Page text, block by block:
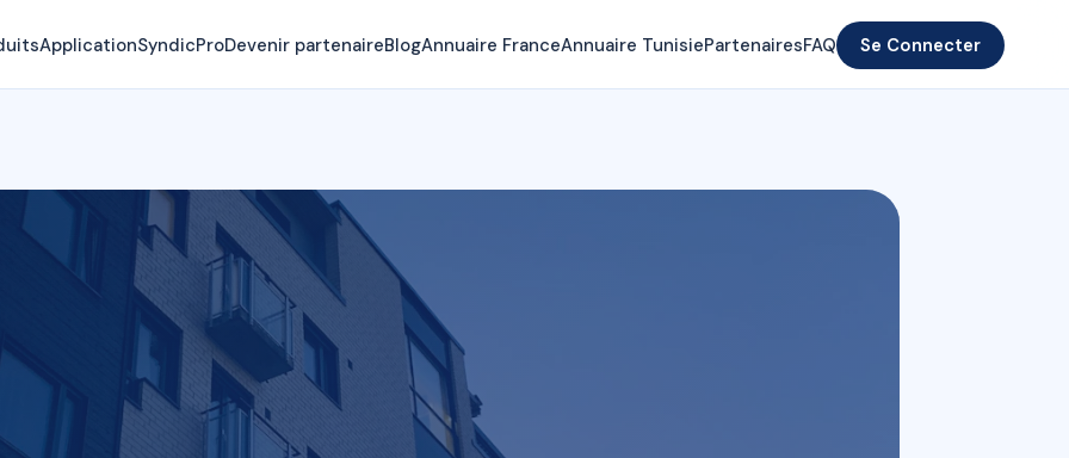
ApplicationSyndicProDevenir partenaireBlogAnnuaire FranceAnnuaire TunisiePartenairesFAQ Se Connecter